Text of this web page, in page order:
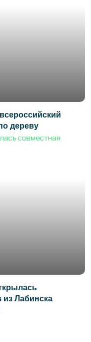
дереву
из Лабинска